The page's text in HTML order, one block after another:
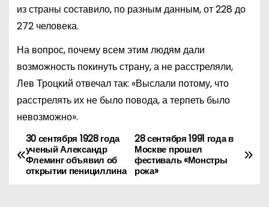
из страны составило, по разным данным, от 228 до
272 человека.
На вопрос, почему всем этим людям дали
возможность покинуть страну, а не расстреляли,
Лев Троцкий отвечал так: «Выслали потому, что
расстрелять их не было повода, а терпеть было
невозможно».
Н
а
28 сентября 1991 года в
Москве прошел
фестиваль «Монстры
рока»
30 сентября 1928 года
ученый Александр
Флеминг объявил об
открытии пенициллина